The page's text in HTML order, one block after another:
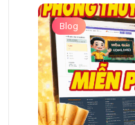
Blog